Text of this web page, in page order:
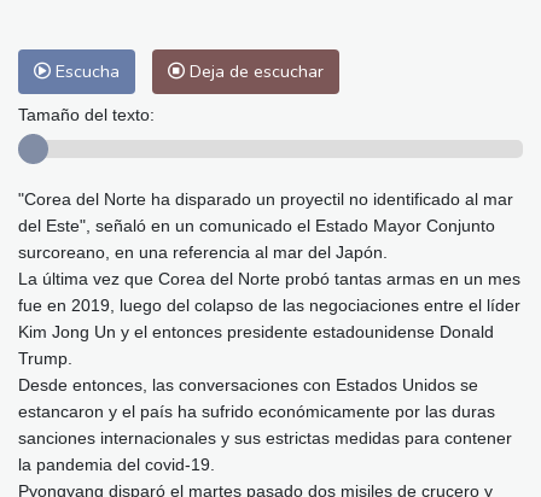
San José
40 °C Asunción
Panama City
Escucha Deja de escuchar
Tamaño del texto:
"Corea del Norte ha disparado un proyectil no identificado al mar
del Este", señaló en un comunicado el Estado Mayor Conjunto
surcoreano, en una referencia al mar del Japón.
La última vez que Corea del Norte probó tantas armas en un mes
fue en 2019, luego del colapso de las negociaciones entre el líder
Kim Jong Un y el entonces presidente estadounidense Donald
Trump.
Desde entonces, las conversaciones con Estados Unidos se
estancaron y el país ha sufrido económicamente por las duras
sanciones internacionales y sus estrictas medidas para contener
la pandemia del covid-19.
Pyongyang disparó el martes pasado dos misiles de crucero y